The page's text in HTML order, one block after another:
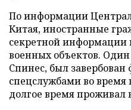
По информации
Китая, иностранные
секретной информации
военных объектов.
Спинес, был
спецслужбами во
долгое время проживал